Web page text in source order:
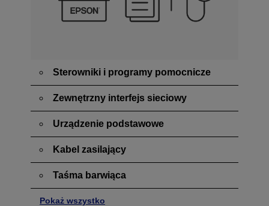
Sterowniki i programy pomocnicze
Zewnętrzny interfejs sieciowy
Urządzenie podstawowe
Kabel zasilający
Taśma barwiąca
Pokaż wszystko